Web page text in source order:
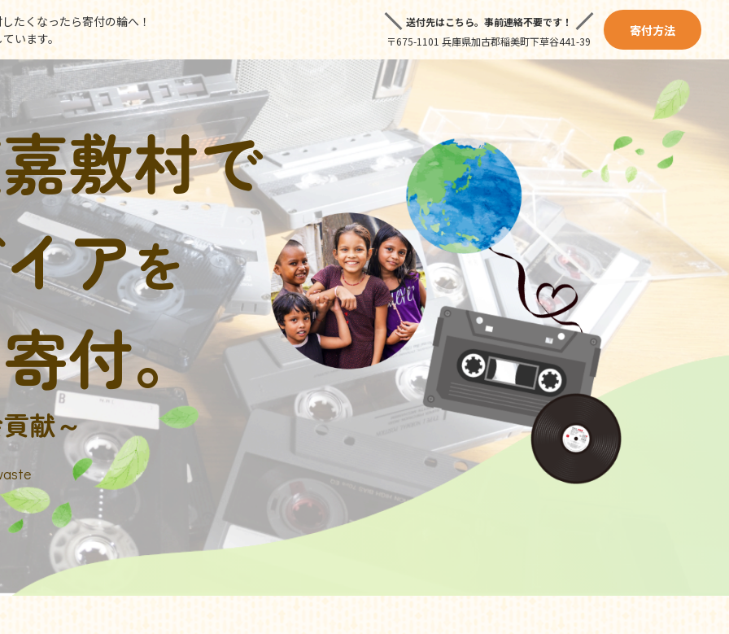
たくなったら寄付の輪へ！
います。
送付先はこちら。 事前連絡不要です！
〒675-1101 兵庫県加古郡稲美町下草谷441-39
寄付方法
敷村で
アを
付。
献～